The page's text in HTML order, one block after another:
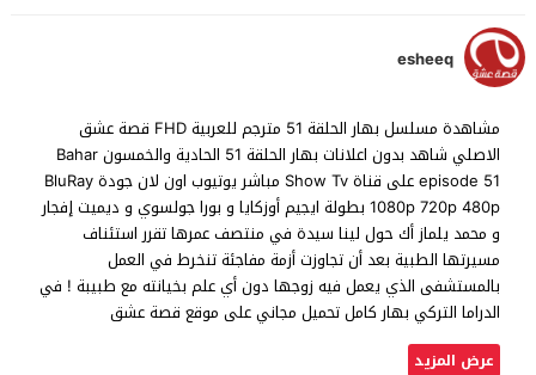
esheeq
مشاهدة مسلسل بهار الحلقة 51 مترجم للعربية FHD قصة عشق
الاصلي شاهد بدون اعلانات بهار الحلقة 51 الحادية والخمسون Bahar
episode 51 على قناة Show Tv مباشر يوتيوب اون لان جودة BluRay
1080p 720p 480p بطولة ايجيم أوزكايا و بورا جولسوي و ديميت إفجار
و محمد يلماز أك حول لينا سيدة في منتصف عمرها تقرر استئناف
مسيرتها الطبية بعد أن تجاوزت أزمة مفاجئة تنخرط في العمل
بالمستشفى الذي يعمل فيه زوجها دون أي علم بخيانته مع طبيبة ! في
الدراما التركي بهار كامل تحميل مجاني على موقع قصة عشق
عرض المزيد